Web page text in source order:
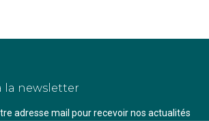
la newsletter
adresse mail pour recevoir nos actualités